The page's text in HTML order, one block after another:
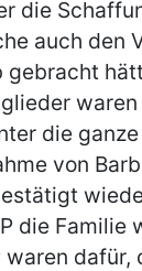
die
auch den
gebracht
die ganze
von
die Familie
waren dafür,